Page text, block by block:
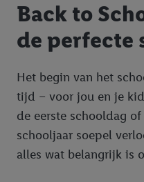
Back to
de perfecte
Het begin van het
tijd – voor jou en je
de eerste schooldag
schooljaar soepel
alles wat belangrijk is